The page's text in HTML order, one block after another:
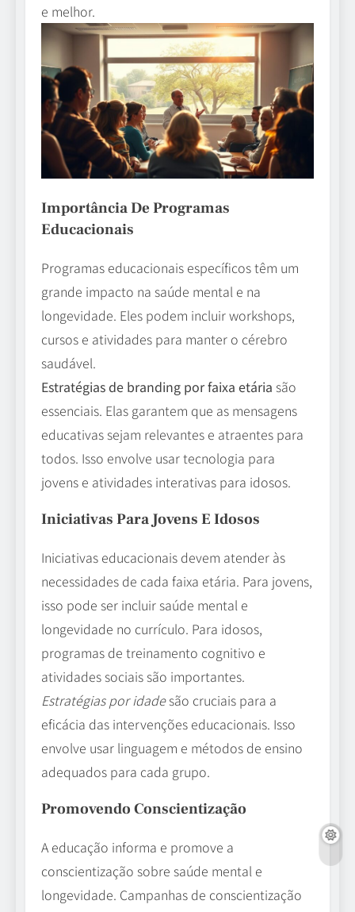
e melhor.
Importância De Programas
Educacionais
Programas educacionais específicos têm um
grande impacto na saúde mental e na
longevidade. Eles podem incluir workshops,
cursos e atividades para manter o cérebro
saudável.
Estratégias de branding por faixa etária são
essenciais. Elas garantem que as mensagens
educativas sejam relevantes e atraentes para
todos. Isso envolve usar tecnologia para
jovens e atividades interativas para idosos.
Iniciativas Para Jovens E Idosos
Iniciativas educacionais devem atender às
necessidades de cada faixa etária. Para jovens,
isso pode ser incluir saúde mental e
longevidade no currículo. Para idosos,
programas de treinamento cognitivo e
atividades sociais são importantes.
Estratégias por idadesão cruciais para a
eficácia das intervenções educacionais. Isso
envolve usar linguagem e métodos de ensino
adequados para cada grupo.
Promovendo Conscientização
A educação informa e promove a
conscientização sobre saúde mental e
longevidade. Campanhas de conscientização